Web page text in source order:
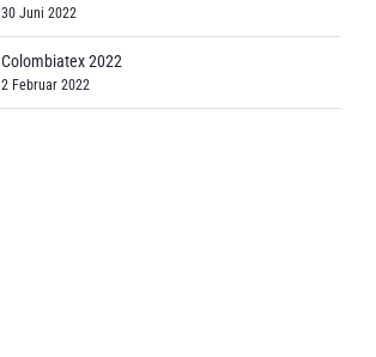
30 Juni 2022
Colombiatex 2022
2 Februar 2022